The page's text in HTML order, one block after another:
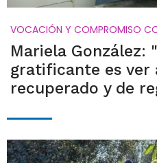
VOCACIÓN Y COMPROMISO
Mariela González:
gratificante es ver
recuperado y de